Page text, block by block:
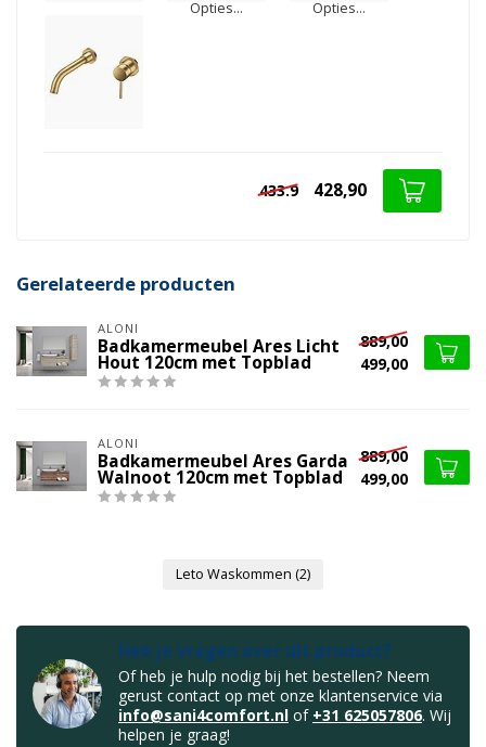
Opties... Opties...
433.9 428,90
Gerelateerde producten
ALONI
Badkamermeubel Ares Licht
Hout 120cm met Topblad
889,00
499,00
ALONI
Badkamermeubel Ares Garda
Walnoot 120cm met Topblad
889,00
499,00
Leto Waskommen (2)
Heb je vragen over dit product?
Of heb je hulp nodig bij het bestellen? Neem
gerust contact op met onze klantenservice via
info@sani4comfort.nl of +31 625057806. Wij
helpen je graag!